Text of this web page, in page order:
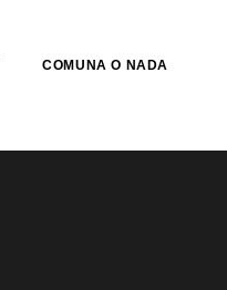
COMUNA O NADA